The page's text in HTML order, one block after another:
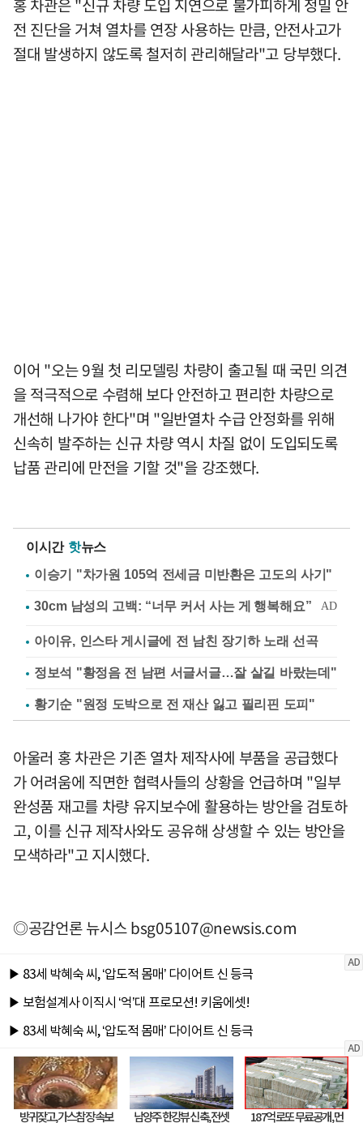
홍 차관은 "신규 차량 도입 지연으로 불가피하게 정밀 안
전 진단을 거쳐 열차를 연장 사용하는 만큼, 안전사고가
절대 발생하지 않도록 철저히 관리해달라"고 당부했다.
이어 "오는 9월 첫 리모델링 차량이 출고될 때 국민 의견
을 적극적으로 수렴해 보다 안전하고 편리한 차량으로
개선해 나가야 한다"며 "일반열차 수급 안정화를 위해
신속히 발주하는 신규 차량 역시 차질 없이 도입되도록
납품 관리에 만전을 기할 것"을 강조했다.
이시간 핫뉴스
이승기 "차가원 105억 전세금 미반환은 고도의 사기"
아이유, 인스타 게시글에 전 남친 장기하 노래 선곡
정보석 "황정음 전 남편 서글서글…잘 살길 바랐는데"
황기순 "원정 도박으로 전 재산 잃고 필리핀 도피"
아울러 홍 차관은 기존 열차 제작사에 부품을 공급했다
가 어려움에 직면한 협력사들의 상황을 언급하며 "일부
완성품 재고를 차량 유지보수에 활용하는 방안을 검토하
고, 이를 신규 제작사와도 공유해 상생할 수 있는 방안을
모색하라"고 지시했다.
◎공감언론 뉴시스bsg05107@newsis.com